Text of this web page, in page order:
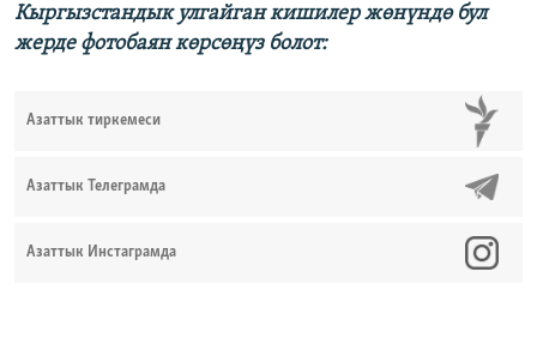
Кыргызстандык улгайган кишилер жөнүндө бул
жерде фотобаян көрсөңүз болот:
Азаттык тиркемеси
Азаттык Телеграмда
Азаттык Инстаграмда